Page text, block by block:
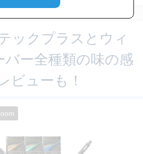
ックプラスとウィ
バー全種類の味の感
ビューも！